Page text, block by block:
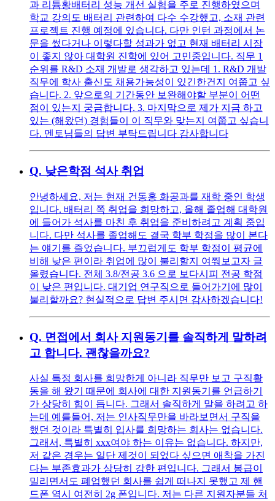
과 리튬황배터리 성능 개선 실험을 주로 진행하였으며
학교 강의도 배터리 관련하여 다수 수강했고, 소재 관련
프로젝트 진행 예정에 있습니다. 다만 인턴 과정에서 논
문을 썼다거나 이렇다할 성과가 없고 현재 배터리 시장
이 좋지 않아 대학원 진학에 있어 고민중입니다. 직무 1
순위를 R&D 소재 개발로 생각하고 있는데 1. R&D 개발
직무에 학사 출신도 채용가능성이 있긴한건지 여쭙고 싶
습니다. 2. 앞으로의 기간동안 보완해야할 부분이 어떤
점이 있는지 궁금합니다. 3. 마지막으로 제가 지금 하고
있는 (해왔던) 경험들이 이 직무와 맞는지 여쭙고 싶습니
다. 멘토님들의 답변 부탁드립니다 감사합니다
Q. 낮은학점 석사 취업
안녕하세요, 저는 현재 건동홍 화공과를 재학 중인 학생
입니다. 배터리 쪽 취업을 희망하고, 올해 졸업해 대학원
에 들어가 석사를 마친 후 취업을 준비하려고 계획 중입
니다. 다만 석사를 졸업해도 결국 학부 학점을 많이 본다
는 얘기를 즐었습니다. 부끄럽게도 학부 학점이 평균에
비해 낮은 편이라 취업에 많이 불리할지 여쭤보고자 글
올렸습니다. 전체 3.8/전공 3.6 으로 보다시피 전공 학점
이 낮은 편입니다. 대기업 연구직으로 들어가기에 많이
불리할까요? 현실적으로 답변 주시면 감사하겠습니다!
Q. 면접에서 회사 지원동기를 솔직하게 말하려
고 합니다. 괜찮을까요?
사실 특정 회사를 희망한게 아니라 직무만 보고 구직활
동을 해 왔기 때문에 회사에 대한 지원동기를 언급하기
가 상당히 힘이 듭니다. 그래서 솔직하게 말을 하려고 하
는데 예를들어, 저는 인사직무만을 바라보면서 구직을
했던 것이라 특별히 입사를 희망하는 회사는 없습니다.
그래서, 특별히 xxx여야 하는 이유는 없습니다. 하지만,
저 같은 경우는 일단 제것이 되었다 싶으면 애착을 가진
다는 부존효과가 상당히 강한 편입니다. 그래서 봉급이
밀리면서도 폐업했던 회사를 쉽게 떠나지 못했고 제 핸
드폰 역시 여전히 2g 폰입니다. 저는 다른 지원자분들 처